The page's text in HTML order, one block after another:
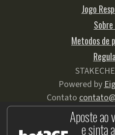
Aposte ao
e sinta a
Jogo
Sobre
Metodos de
Powered by
Contato